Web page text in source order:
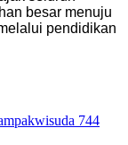
besar menuju
pendidikan
wisuda 744